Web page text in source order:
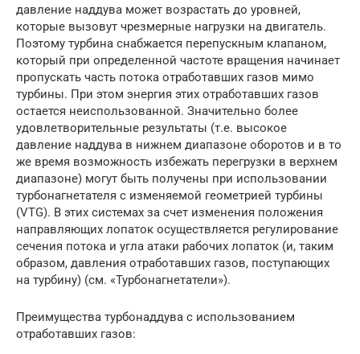
давление наддува может возрастать до уров­ней,
которые вызовут чрезмерные нагрузки на двигатель.
Поэтому турбина снабжается пере­пускным клапаном,
который при определенной частоте вращения начинает
пропускать часть потока отработавших газов мимо
турбины. При этом энергия этих отработавших газов
остается неиспользованной. Значительно более
удовлет­ворительные результаты (т.е. высокое
давление наддува в нижнем диапазоне оборотов и в то
же время возможность избежать перегрузки в верхнем
диапазоне) могут быть получены при использовании
турбонагнетателя с изменяемой геометрией турбины
(VTG). В этих системах за счет изменения положения
направляющих ло­паток осуществляется регулирование
сечения потока и угла атаки рабочих лопаток (и, таким
образом, давления отработавших газов, посту­пающих
на турбину) (см. «Турбо­нагнетатели»).
Преимущества турбонаддува с использованием
отработавших газов: